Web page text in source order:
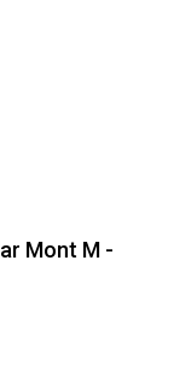
Mont M -